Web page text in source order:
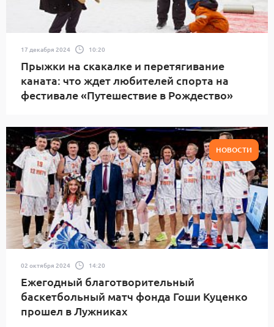
17 декабря 2024 10:20
Прыжки на скакалке и перетягивание
каната: что ждет любителей спорта на
фестивале «Путешествие в Рождество»
НОВОСТИ
02 октября 2024 14:20
Ежегодный благотворительный
баскетбольный матч фонда Гоши Куценко
прошел в Лужниках